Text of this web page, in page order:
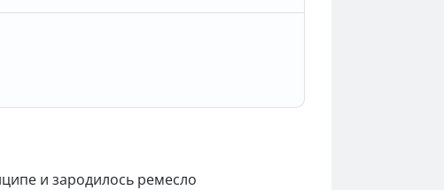
и зародилось ремесло